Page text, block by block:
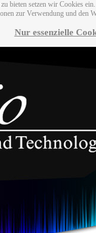
bieten setzen wir Cookies
zur Verwendung und den
Nur essenzielle